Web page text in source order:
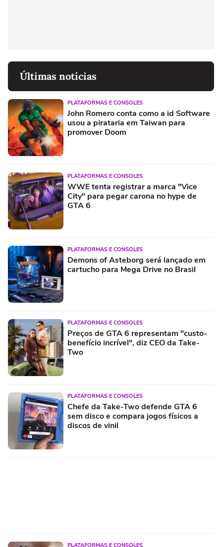
Últimas notícias
PLATAFORMAS E CONSOLES
John Romero conta como a id Software
usou a pirataria em Taiwan para
promover Doom
PLATAFORMAS E CONSOLES
WWE tenta registrar a marca "Vice
City" para pegar carona no hype de
GTA 6
PLATAFORMAS E CONSOLES
Demons of Asteborg será lançado em
cartucho para Mega Drive no Brasil
PLATAFORMAS E CONSOLES
Preços de GTA 6 representam "custo-
benefício incrível", diz CEO da Take-
Two
PLATAFORMAS E CONSOLES
Chefe da Take-Two defende GTA 6
sem disco e compara jogos físicos a
discos de vinil
PLATAFORMAS E CONSOLES